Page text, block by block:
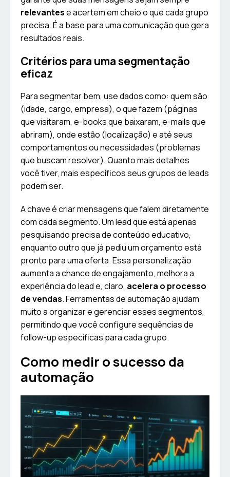
relevantese acertem em cheio o que cada grupo
precisa. É a base para uma comunicação que gera
resultados reais.
Critérios para uma segmentação
eficaz
Para segmentar bem, use dados como: quem são
(idade, cargo, empresa), o que fazem (páginas
que visitaram, e-books que baixaram, e-mails que
abriram), onde estão (localização) e até seus
comportamentos ou necessidades (problemas
que buscam resolver). Quanto mais detalhes
você tiver, mais específicos seus grupos de leads
podem ser.
A chave é criar mensagens que falem diretamente
com cada segmento. Um lead que está apenas
pesquisando precisa de conteúdo educativo,
enquanto outro que já pediu um orçamento está
pronto para uma oferta. Essa personalização
aumenta a chance de engajamento, melhora a
experiência do lead e, claro, acelera o processo
de vendas. Ferramentas de automação ajudam
muito a organizar e gerenciar esses segmentos,
permitindo que você configure sequências de
follow-up específicas para cada grupo.
Como medir o sucesso da
automação